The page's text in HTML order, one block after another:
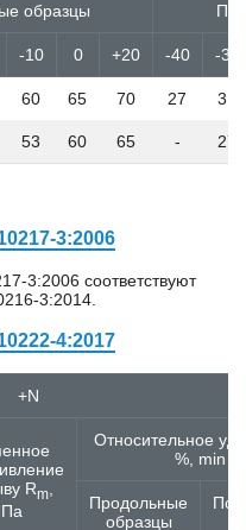
образцы
-10 0 +20 -40 -30
60 65 70 27 31
53 60 65 - 27
3:2006
3:2006 соответствуют
3:2014.
4:2017
+N
Rm
Относительное
%, min
Продольные
образцы